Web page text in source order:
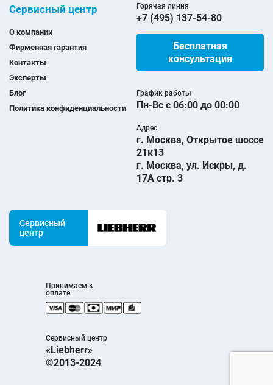
Сервисный центр
О компании
Фирменная гарантия
Контакты
Эксперты
Блог
Политика конфиденциальности
Горячая линия
+7 (495) 137-54-80
Бесплатная
консультация
График работы
Пн-Вс с 06:00 до 00:00
Адрес
г. Москва, Открытое шоссе
21к13
г. Москва, ул. Искры, д.
17А стр. 3
Сервисный
центр
Принимаем к
оплате
Сервисный центр
«Liebherr»
©2013-2024